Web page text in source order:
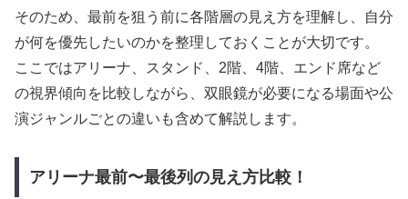
そのため、最前を狙う前に各階層の見え方を理解し、自分
が何を優先したいのかを整理しておくことが大切です。
ここではアリーナ、スタンド、2階、4階、エンド席など
の視界傾向を比較しながら、双眼鏡が必要になる場面や公
演ジャンルごとの違いも含めて解説します。
アリーナ最前〜最後列の見え方比較！